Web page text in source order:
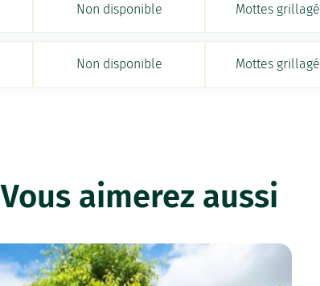
Non disponible Mottes
Non disponible Mottes
Vous aimerez aussi